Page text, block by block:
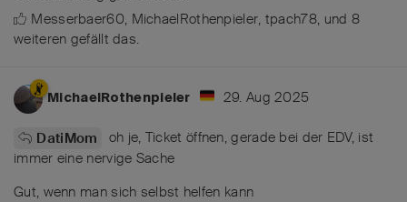
Messerbaer60, MichaelRothenpieler, tpach78, und 8
weiteren gefällt das.
MichaelRothenpieler 29. Aug 2025
DatiMom
oh je, Ticket öffnen, gerade bei der EDV, ist
immer eine nervige Sache
Gut, wenn man sich selbst helfen kann